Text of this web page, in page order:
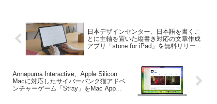
日本デザインセンター、日本語を書くこ
とに主軸を置いた縦書き対応の文章作成
アプリ「stone for iPad」を無料リリー
Annapurna Interactive、Apple Silicon
Macに対応したサイバーパンク猫アドベ
ンチャーゲーム「Stray」をMac App